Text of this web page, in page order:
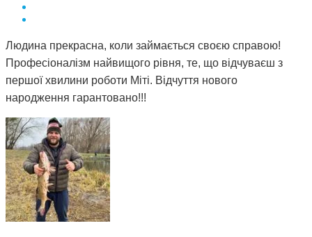
Людина прекрасна, коли займається своєю справою!
Професіоналізм найвищого рівня, те, що відчуваєш з
першої хвилини роботи Міті. Відчуття нового
народження гарантовано!!!